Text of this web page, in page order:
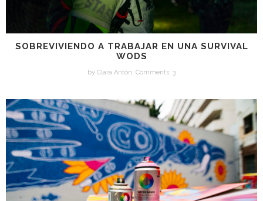
SOBREVIVIENDO A TRABAJAR EN UNA SURVIVAL
WODS
by Clara Antón, Comments: 3